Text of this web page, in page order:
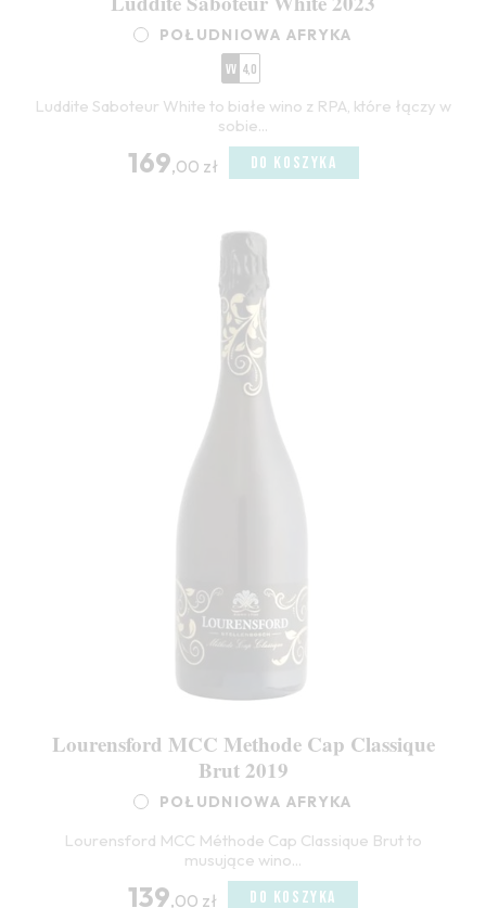
POŁUDNIOWA AFRYKA
VV 4,0
Luddite Saboteur White to białe wino z RPA, które łączy w
sobie...
169,00 zł DO KOSZYKA
Lourensford MCC Methode Cap Classique
Brut 2019
POŁUDNIOWA AFRYKA
Lourensford MCC Méthode Cap Classique Brut to
musujące wino...
139,00 zł DO KOSZYKA